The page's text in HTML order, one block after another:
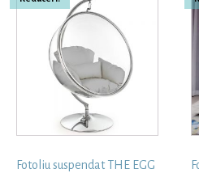
Fotoliu suspendat THE EGG